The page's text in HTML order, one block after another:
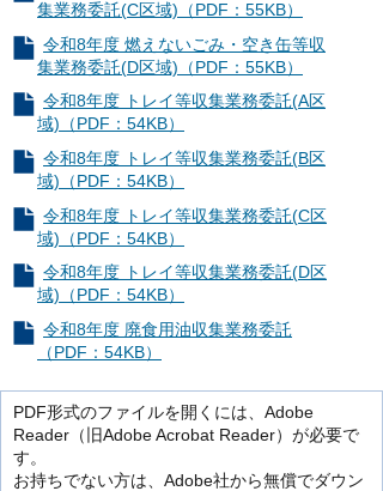
集業務委託(C区域)（PDF：55KB）
令和8年度 燃えないごみ・空き缶等収
集業務委託(D区域)（PDF：55KB）
令和8年度 トレイ等収集業務委託(A区
域)（PDF：54KB）
令和8年度 トレイ等収集業務委託(B区
域)（PDF：54KB）
令和8年度 トレイ等収集業務委託(C区
域)（PDF：54KB）
令和8年度 トレイ等収集業務委託(D区
域)（PDF：54KB）
令和8年度 廃食用油収集業務委託
（PDF：54KB）
PDF形式のファイルを開くには、Adobe
Reader（旧Adobe Acrobat Reader）が必要で
す。
お持ちでない方は、Adobe社から無償でダウン